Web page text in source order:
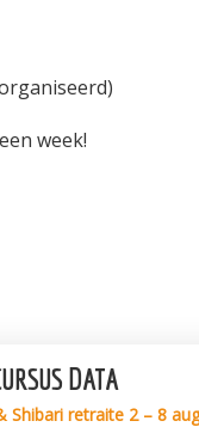
week!
DATA
Shibari retraite 2 – 8